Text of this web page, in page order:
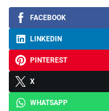
FACEBOOK
LINKEDIN
PINTEREST
X
WHATSAPP